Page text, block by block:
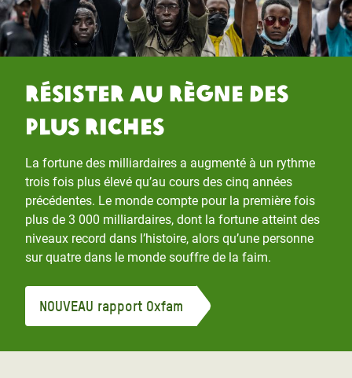
Résister au Règne des
Plus Riches
La fortune des milliardaires a augmenté à un rythme
trois fois plus élevé qu’au cours des cinq années
précédentes. Le monde compte pour la première fois
plus de 3 000 milliardaires, dont la fortune atteint des
niveaux record dans l’histoire, alors qu’une personne
sur quatre dans le monde souffre de la faim.
NOUVEAU rapport Oxfam